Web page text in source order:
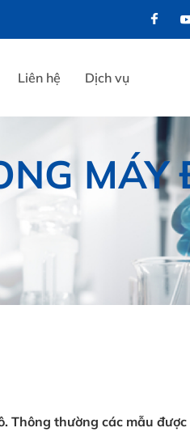
Liên hệ Dịch vụ
MÁY
Thông thường các mẫu